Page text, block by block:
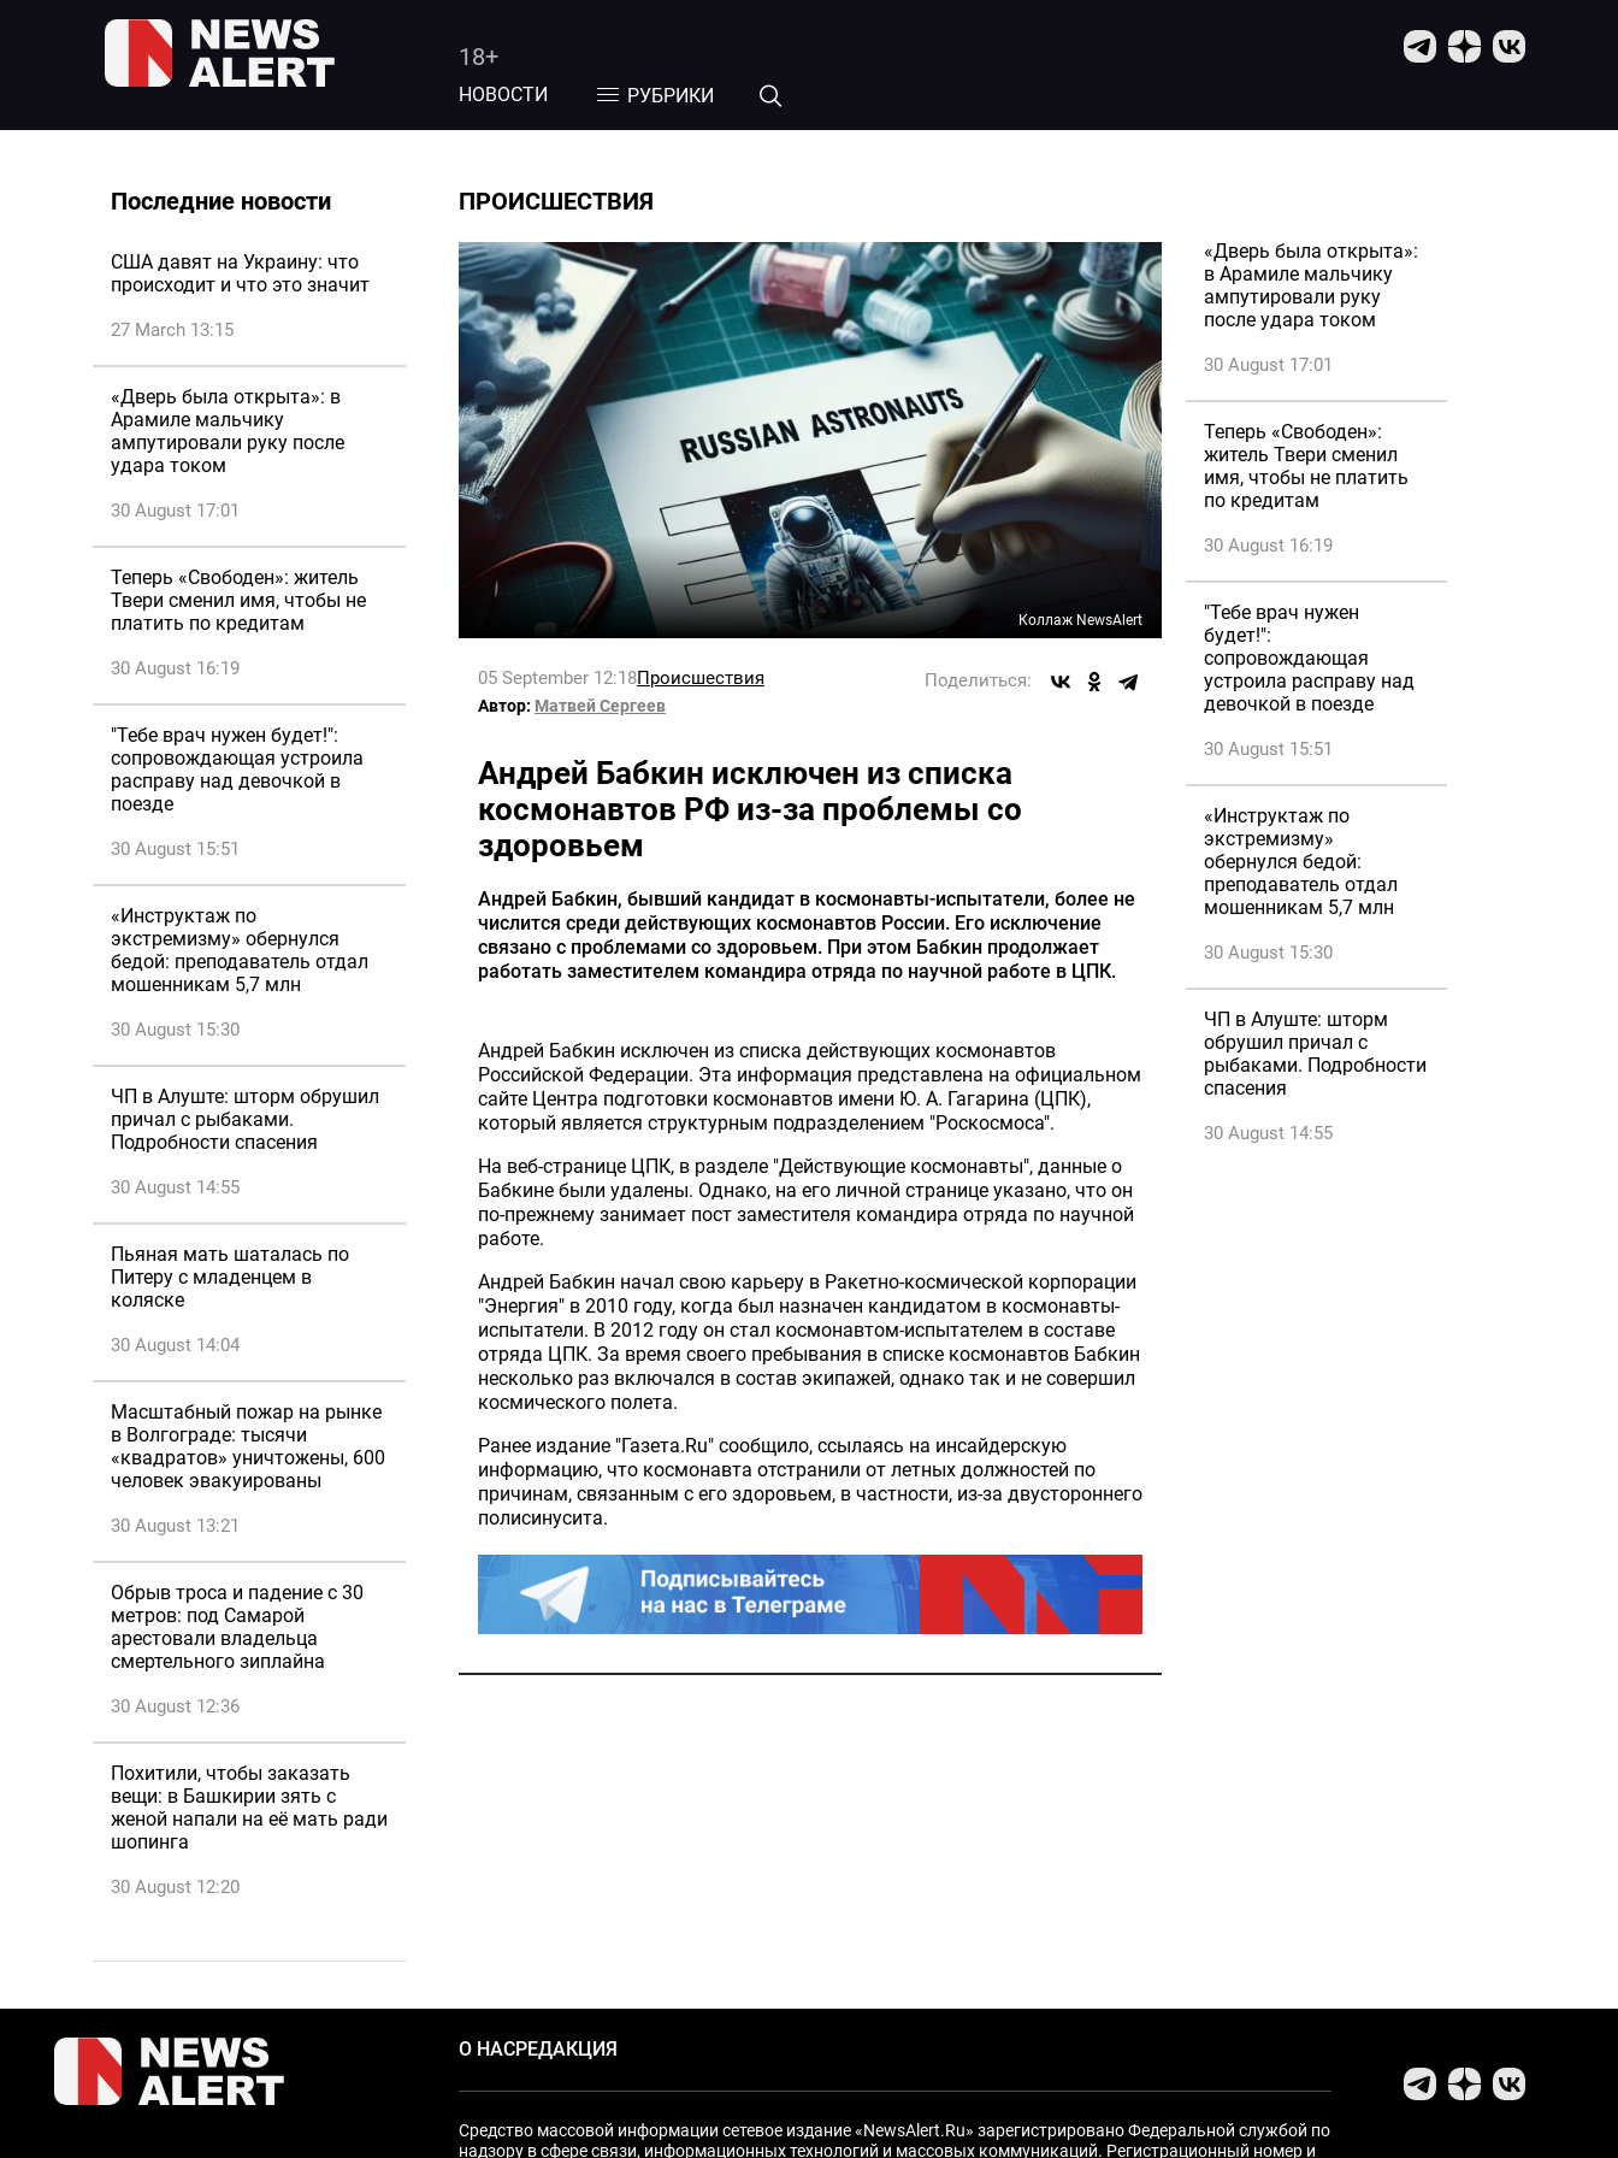
18+
НОВОСТИ РУБРИКИ
Последние новости
США давят на Украину: что
происходит и что это значит
27 March 13:15
«Дверь была открыта»: в
Арамиле мальчику
ампутировали руку после
удара током
30 August 17:01
Теперь «Свободен»: житель
Твери сменил имя, чтобы не
платить по кредитам
30 August 16:19
"Тебе врач нужен будет!":
сопровождающая устроила
расправу над девочкой в
поезде
30 August 15:51
«Инструктаж по
экстремизму» обернулся
бедой: преподаватель отдал
мошенникам 5,7 млн
30 August 15:30
ЧП в Алуште: шторм обрушил
причал с рыбаками.
Подробности спасения
30 August 14:55
Пьяная мать шаталась по
Питеру с младенцем в
коляске
30 August 14:04
Масштабный пожар на рынке
в Волгограде: тысячи
«квадратов» уничтожены, 600
человек эвакуированы
30 August 13:21
Обрыв троса и падение с 30
метров: под Самарой
арестовали владельца
смертельного зиплайна
30 August 12:36
Похитили, чтобы заказать
вещи: в Башкирии зять с
женой напали на её мать ради
шопинга
30 August 12:20
ПРОИСШЕСТВИЯ
Коллаж NewsAlert
05 September 12:18Происшествия Поделиться:
Автор: Матвей Сергеев
Андрей Бабкин исключен из списка
космонавтов РФ из-за проблемы со
здоровьем
Андрей Бабкин, бывший кандидат в космонавты-испытатели, более не
числится среди действующих космонавтов России. Его исключение
связано с проблемами со здоровьем. При этом Бабкин продолжает
работать заместителем командира отряда по научной работе в ЦПК.
Андрей Бабкин исключен из списка действующих космонавтов
Российской Федерации. Эта информация представлена на официальном
сайте Центра подготовки космонавтов имени Ю. А. Гагарина (ЦПК),
который является структурным подразделением "Роскосмоса".
На веб-странице ЦПК, в разделе "Действующие космонавты", данные о
Бабкине были удалены. Однако, на его личной странице указано, что он
по-прежнему занимает пост заместителя командира отряда по научной
работе.
Андрей Бабкин начал свою карьеру в Ракетно-космической корпорации
"Энергия" в 2010 году, когда был назначен кандидатом в космонавты-
испытатели. В 2012 году он стал космонавтом-испытателем в составе
отряда ЦПК. За время своего пребывания в списке космонавтов Бабкин
несколько раз включался в состав экипажей, однако так и не совершил
космического полета.
Ранее издание "Газета.Ru" сообщило, ссылаясь на инсайдерскую
информацию, что космонавта отстранили от летных должностей по
причинам, связанным с его здоровьем, в частности, из-за двустороннего
полисинусита.
«Дверь была открыта»:
в Арамиле мальчику
ампутировали руку
после удара током
30 August 17:01
Теперь «Свободен»:
житель Твери сменил
имя, чтобы не платить
по кредитам
30 August 16:19
"Тебе врач нужен
будет!":
сопровождающая
устроила расправу над
девочкой в поезде
30 August 15:51
«Инструктаж по
экстремизму»
обернулся бедой:
преподаватель отдал
мошенникам 5,7 млн
30 August 15:30
ЧП в Алуште: шторм
обрушил причал с
рыбаками. Подробности
спасения
30 August 14:55
О НАСРЕДАКЦИЯ
Средство массовой информации сетевое издание «NewsAlert.Ru» зарегистрировано Федеральной службой по
надзору в сфере связи, информационных технологий и массовых коммуникаций. Регистрационный номер и